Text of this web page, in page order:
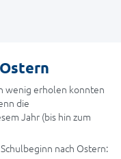
wenig erholen konnten
die
Jahr (bis hin zum
nach Ostern: